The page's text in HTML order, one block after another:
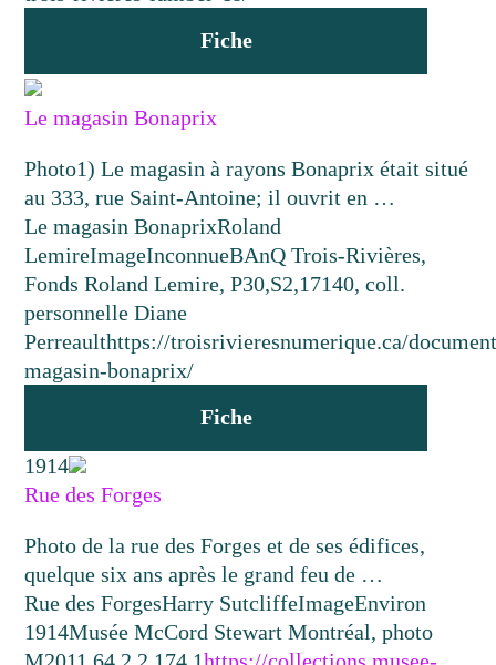
Fiche
Le magasin Bonaprix
Photo1) Le magasin à rayons Bonaprix était situé
au 333, rue Saint-Antoine; il ouvrit en …
Le magasin BonaprixRoland
LemireImageInconnueBAnQ Trois-Rivières,
Fonds Roland Lemire, P30,S2,17140, coll.
personnelle Diane
Perreaulthttps://troisrivieresnumerique.ca/
magasin-bonaprix/
Fiche
1914
Rue des Forges
Photo de la rue des Forges et de ses édifices,
quelque six ans après le grand feu de …
Rue des ForgesHarry SutcliffeImageEnviron
1914Musée McCord Stewart Montréal, photo